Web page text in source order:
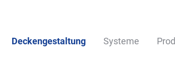
Deckengestaltung Systeme